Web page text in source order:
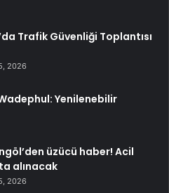
Trafik Güvenliği Toplantısı
2026
Yenilenebilir
üzücü haber! Acil
alınacak
2026